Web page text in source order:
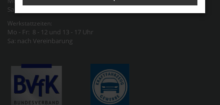
Sa: nach Vereinbarung
Werkstattzeiten:
Mo - Fr: 8 - 12 und 13 - 17 Uhr
Sa: nach Vereinbarung